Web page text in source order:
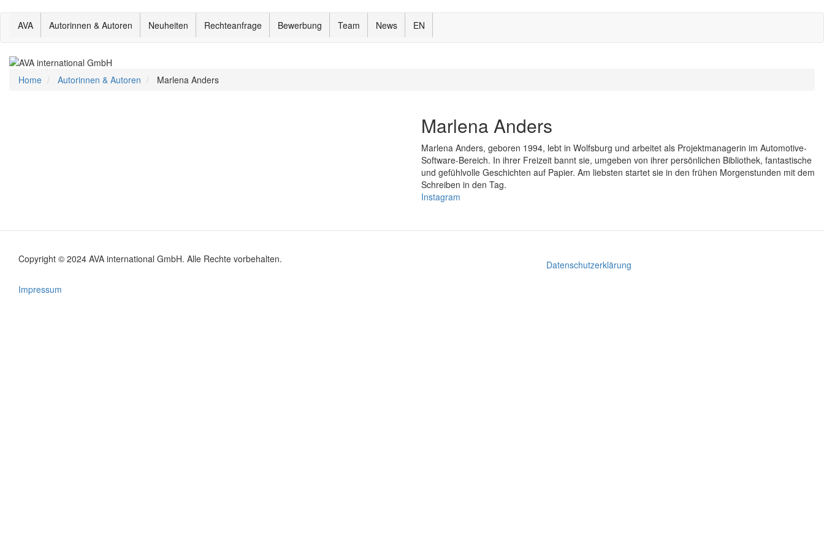
Inhalt
AVA Autorinnen & Autoren Neuheiten Rechteanfrage Bewerbung Team News EN
Home Autorinnen & Autoren Marlena Anders
Marlena Anders
Marlena Anders, geboren 1994, lebt in Wolfsburg und arbeitet als Projektmanagerin im Automotive-
Software-Bereich. In ihrer Freizeit bannt sie, umgeben von ihrer persönlichen Bibliothek, fantastische
und gefühlvolle Geschichten auf Papier. Am liebsten startet sie in den frühen Morgenstunden mit dem
Schreiben in den Tag.
Instagram
Copyright © 2024 AVA international GmbH. Alle Rechte vorbehalten.
menu
Datenschutzerklärung
Impressum